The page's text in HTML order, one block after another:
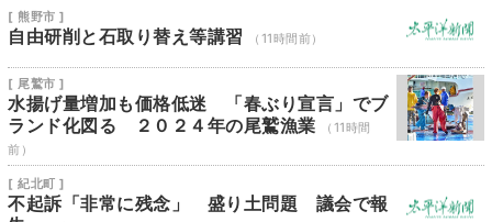
[ 熊野市 ]
自由研削と石取り替え等講習 （11時間前）
[ 尾鷲市 ]
水揚げ量増加も価格低迷 「春ぶり宣言」でブ
ランド化図る ２０２４年の尾鷲漁業
（11時間
前）
[ 紀北町 ]
不起訴「非常に残念」 盛り土問題 議会で報